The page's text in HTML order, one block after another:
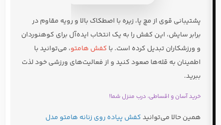
پشتیبانی قوی از مچ پا، زیره با اصطکاک بالا و رویه مقاوم در
برابر سایش، این کفش را به یک انتخاب ایده‌آل برای کوهنوردان
و ورزشکاران تبدیل کرده است. با کفش هامتو، می‌توانید با
اطمینان به قله‌ها صعود کنید و از فعالیت‌های ورزشی خود لذت
ببرید.
خرید آسان و اقساطی، درب منزل شما!
همین حالا می‌توانیدکفش پیاده روی زنانه هامتو مدل